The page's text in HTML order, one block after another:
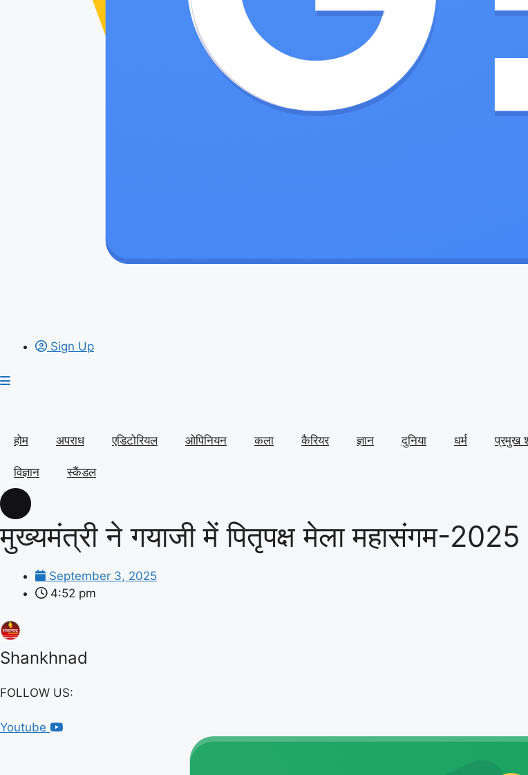
Sign Up
होम अपराध एडिटोरियल ओपिनियन कला कैरियर ज्ञान दुनिया धर्म प्रमुख
विज्ञान स्कैंडल
मुख्यमंत्री ने गयाजी में पितृपक्ष मेला महासंगम-2025
September 3, 2025
4:52 pm
Shankhnad
FOLLOW US:
Youtube